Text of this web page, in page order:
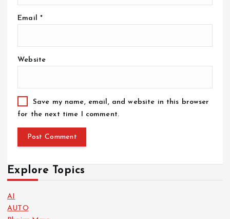
Email *
Website
Save my name, email, and website in this browser
for the next time I comment.
Explore Topics
AI
AUTO